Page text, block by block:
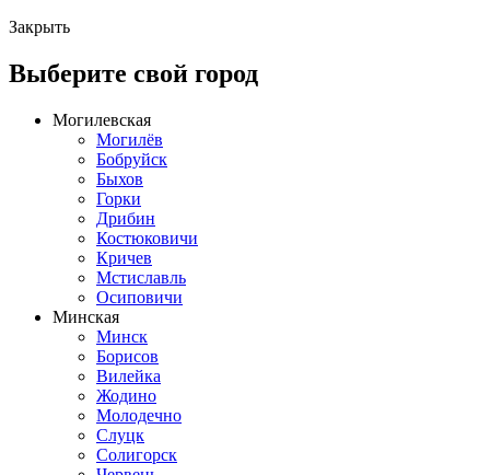
Закрыть
Выберите свой город
Могилевская
Могилёв
Бобруйск
Быхов
Горки
Дрибин
Костюковичи
Кричев
Мстиславль
Осиповичи
Минская
Минск
Борисов
Вилейка
Жодино
Молодечно
Слуцк
Солигорск